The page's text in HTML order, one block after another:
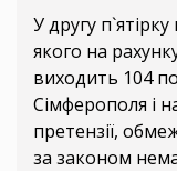
У другу
якого на
виходить 104
Сімферополя і
претензії,
за законом